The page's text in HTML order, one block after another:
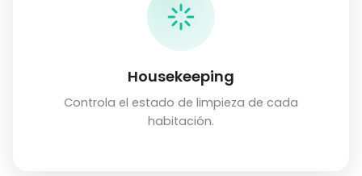
Housekeeping
Controla el estado de limpieza de cada
habitación.